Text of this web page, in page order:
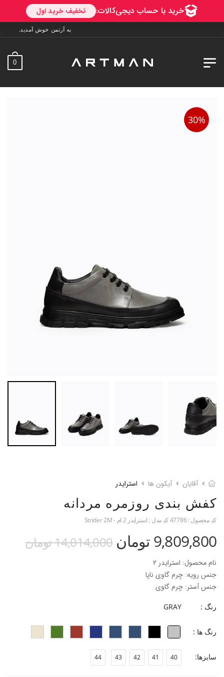
به آرتمن خوش آمدید. ارسال به سراسر ایران. 7 روز فرصت تست در
0
30%
آقایان آیکون ها استرایدر
کفش بندی روزمره مردانه
کد محصول : 47786کد مدل : استرایدر 2 ام - Strider 2M
9,809,800 تومان 14,014,000 تومان
نام محصول: استرایدر 2
جنس رویه: چرم گاوی ناپا
جنس آستر: چرم گاوی
ارتفاع زیره: 3 سانتی‌متر
فرم قالب: پنجه گرد و پهن
پاخور: سایز همیشگی خود را انتخاب کنید.
رنگ : GRAY
رنگ ها :
سایزها: 40
41
42
43
44